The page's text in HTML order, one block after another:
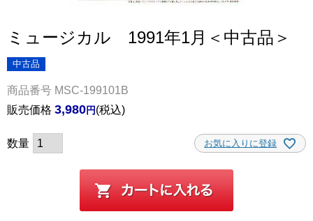
ミュージカル 1991年1月＜中古品＞
中古品
商品番号 MSC-199101B
販売価格 3,980 税込
お気に入りに登録